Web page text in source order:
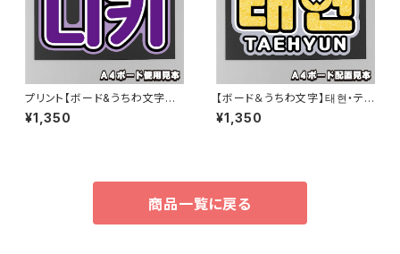
プリント【ボード&うちわ文字字】
니키・ニキ②西村力 即納 【ENH
YPEN】
¥1,350
【ボード＆うちわ文字】태현・テヒ
ョン② 即納 【TOMORROW X
TOGETHER】
¥1,350
商品一覧に戻る